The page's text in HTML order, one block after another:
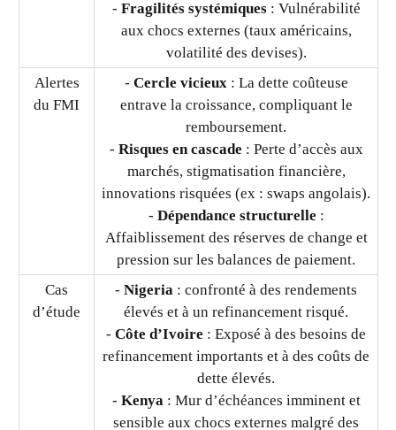
- Fragilités systémiques: Vulnérabilité
aux chocs externes (taux américains,
volatilité des devises).
Alertes
du FMI
- Cercle vicieux : La dette coûteuse
entrave la croissance, compliquant le
remboursement.
- Risques en cascade : Perte d’accès aux
marchés, stigmatisation financière,
innovations risquées (ex : swaps angolais).
- Dépendance structurelle :
Affaiblissement des réserves de change et
pression sur les balances de paiement.
Cas
d’étude
- Nigeria : confronté à des rendements
élevés et à un refinancement risqué.
- Côte d’Ivoire : Exposé à des besoins de
refinancement importants et à des coûts de
dette élevés.
- Kenya : Mur d’échéances imminent et
sensible aux chocs externes malgré des